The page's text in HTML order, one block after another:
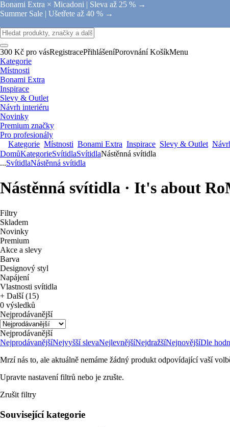
Bonami Extra × Micadoni | Sleva až 25 % →
Summer Sale | Ušetřete až 40 % →
300 Kč pro vásRegistracePřihlášeníPorovnání KošíkMenu
Kategorie
Místnosti
Bonami Extra
Inspirace
Slevy & Outlet
Návrh interiéru
Novinky
Premium značky
Pro profesionály
Kategorie Místnosti Bonami Extra Inspirace Slevy & Outlet
DomůKategorieSvítidlaSvítidlaNástěnná svítidla
...SvítidlaNástěnná svítidla
Nástěnná svítidla · It's about
Filtry
Skladem
Novinky
Premium
Akce a slevy
Barva
Designový styl
Napájení
Vlastnosti svítidla
+ Další (15)
0 výsledků
Nejprodávanější
Nejprodávanější
NejprodávanějšíNejvyšší slevaNejlevnějšíNejdražšíNejnovějšíDle
Mrzí nás to, ale aktuálně nemáme žádný produkt odpovídající vaší
Upravte nastavení filtrů nebo je zrušte.
Zrušit filtry
Související kategorie